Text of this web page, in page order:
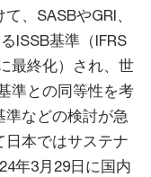
、SASBやGRI、
ISSB基準（IFRS
最終化）され、世
準との同等性を考
準などの検討が急
日本ではサステナ
年3月29日に国内